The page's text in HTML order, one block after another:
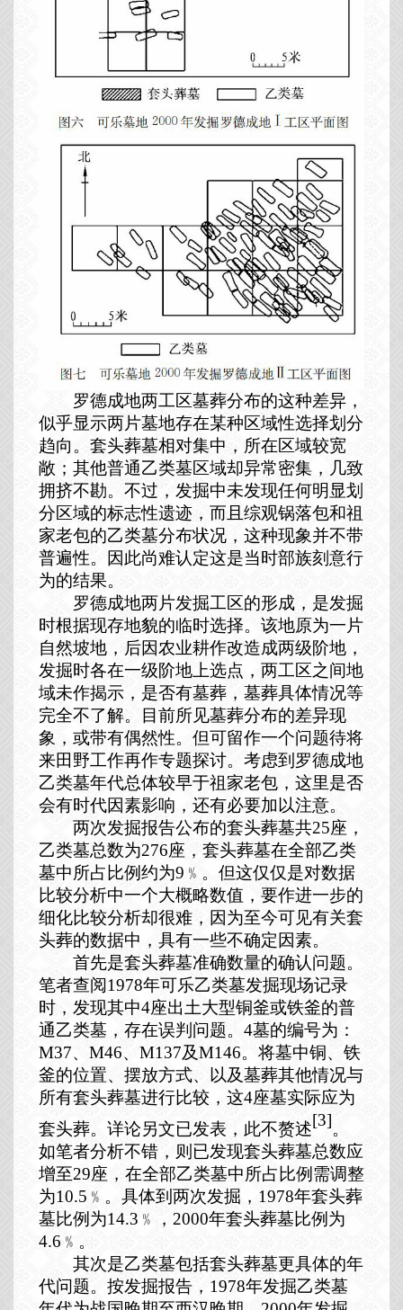
罗德成地两工区墓葬分布的这种差异，
似乎显示两片墓地存在某种区域性选择划分
趋向。套头葬墓相对集中，所在区域较宽
敞；其他普通乙类墓区域却异常密集，几致
拥挤不勘。不过，发掘中未发现任何明显划
分区域的标志性遗迹，而且综观锅落包和祖
家老包的乙类墓分布状况，这种现象并不带
普遍性。因此尚难认定这是当时部族刻意行
为的结果。
罗德成地两片发掘工区的形成，是发掘
时根据现存地貌的临时选择。该地原为一片
自然坡地，后因农业耕作改造成两级阶地，
发掘时各在一级阶地上选点，两工区之间地
域未作揭示，是否有墓葬，墓葬具体情况等
完全不了解。目前所见墓葬分布的差异现
象，或带有偶然性。但可留作一个问题待将
来田野工作再作专题探讨。考虑到罗德成地
乙类墓年代总体较早于祖家老包，这里是否
会有时代因素影响，还有必要加以注意。
两次发掘报告公布的套头葬墓共25座，
乙类墓总数为276座，套头葬墓在全部乙类
墓中所占比例约为9 ﹪。但这仅仅是对数据
比较分析中一个大概略数值，要作进一步的
细化比较分析却很难，因为至今可见有关套
头葬的数据中，具有一些不确定因素。
首先是套头葬墓准确数量的确认问题。
笔者查阅1978年可乐乙类墓发掘现场记录
时，发现其中4座出土大型铜釜或铁釜的普
通乙类墓，存在误判问题。 4墓的编号为：
M37、 M46、 M137及M146。将墓中铜、铁
釜的位置、摆放方式、以及墓葬其他情况与
所有套头葬墓进行比较，这4座墓实际应为
套头葬。详论另文已发表，此不赘述[3]。
如笔者分析不错，则已发现套头葬墓总数应
增至29座，在全部乙类墓中所占比例需调整
为10.5 ﹪。具体到两次发掘， 1978年套头葬
墓比例为14.3 ﹪， 2000年套头葬墓比例为
4.6 ﹪。
其次是乙类墓包括套头葬墓更具体的年
代问题。按发掘报告， 1978年发掘乙类墓